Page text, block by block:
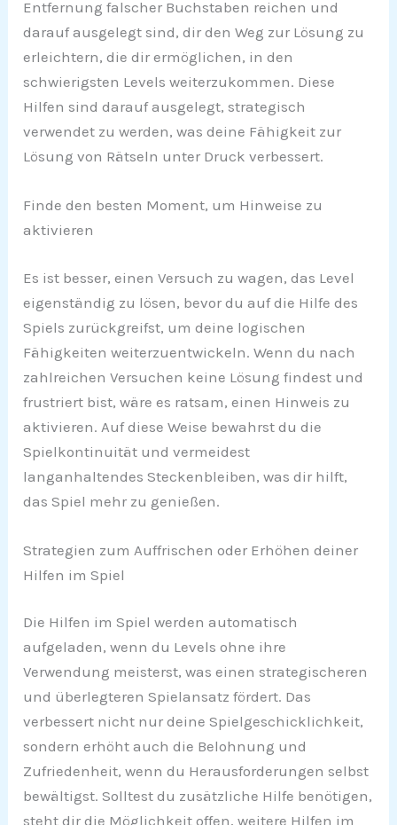
Entfernung falscher Buchstaben reichen und
darauf ausgelegt sind, dir den Weg zur Lösung zu
erleichtern, die dir ermöglichen, in den
schwierigsten Levels weiterzukommen. Diese
Hilfen sind darauf ausgelegt, strategisch
verwendet zu werden, was deine Fähigkeit zur
Lösung von Rätseln unter Druck verbessert.
Finde den besten Moment, um Hinweise zu
aktivieren
Es ist besser, einen Versuch zu wagen, das Level
eigenständig zu lösen, bevor du auf die Hilfe des
Spiels zurückgreifst, um deine logischen
Fähigkeiten weiterzuentwickeln. Wenn du nach
zahlreichen Versuchen keine Lösung findest und
frustriert bist, wäre es ratsam, einen Hinweis zu
aktivieren. Auf diese Weise bewahrst du die
Spielkontinuität und vermeidest
langanhaltendes Steckenbleiben, was dir hilft,
das Spiel mehr zu genießen.
Strategien zum Auffrischen oder Erhöhen deiner
Hilfen im Spiel
Die Hilfen im Spiel werden automatisch
aufgeladen, wenn du Levels ohne ihre
Verwendung meisterst, was einen strategischeren
und überlegteren Spielansatz fördert. Das
verbessert nicht nur deine Spielgeschicklichkeit,
sondern erhöht auch die Belohnung und
Zufriedenheit, wenn du Herausforderungen selbst
bewältigst. Solltest du zusätzliche Hilfe benötigen,
steht dir die Möglichkeit offen, weitere Hilfen im